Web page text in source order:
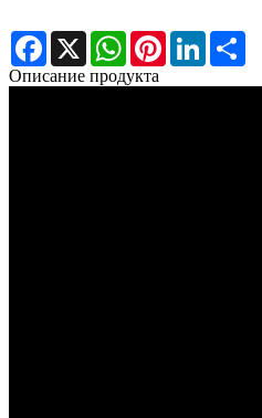
Facebook
X WhatsAppPinterestLinkedIn
Описание продукта